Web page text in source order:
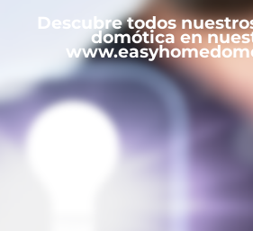
Descubre todos
domótica en